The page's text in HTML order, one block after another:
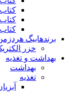
برندهابیگ
خزر
بهداشت و تغذیه
بهداشت
تغذیه